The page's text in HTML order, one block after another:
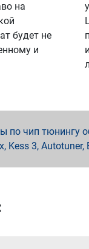
на
будет не
и
по чип тюнингу
Kess 3,